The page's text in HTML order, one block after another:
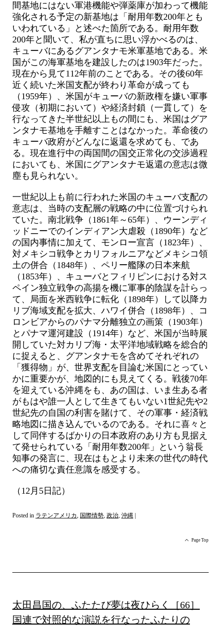
間基地にはない軍港機能や弾薬庫が加わって機能
強化される予定の新基地は「耐用年数200年とも
いわれている」と述べた箇所である。耐用年数
200年と聞いて、私が直ちに思い浮かべるのは、
キューバにあるグアンタナモ米軍基地である。米
国がこの海軍基地を建設したのは1903年だった。
現在から見て112年前のことである。その後60年
近く続いた米国支配が終わり革命が成っても
（1959年）、米国がキューバの新政権を嫌い軍事
侵攻（初期において）や経済封鎖（一貫して）を
行なってきた半世紀以上もの間にも、米国はグア
ンタナモ基地を手離すことはなかった。革命後の
キューバ政府がどんなに返還を求めても、であ
る。現在進行中の両国間の国交正常化の交渉過程
においても、米国にグアンタナモ返還の意志は微
塵も見られない。
一世紀以上も前に行われた米国のキューバ支配の
意志は、当時の支配層の戦略の中に位置づけられ
ていた。南北戦争（1861年～65年）、ウーンディ
ッドニーでのインディアン大虐殺（1890年）など
の国内事情に加えて、モンロー宣言（1823年）、
対メキシコ戦争とカリフォルニアなどメキシコ領
土の併合（1848年）、ペリー艦隊の日本来航
（1853年）、キューバとフィリピンにおける対ス
ペイン独立戦争の高揚を機に軍事的陰謀を計らっ
て、局面を米西戦争に転化（1898年）して以降カ
リブ海域支配を拡大、ハワイ併合（1898年）、コ
ロンビアからのパナマ分離独立の画策（1903年）
とパナマ運河建設（1914年）など、米国が当時展
開していた対カリブ海・太平洋地域戦略を総合的
に捉えると、グアンタナモを含めてそれぞれの
「獲得物」が、世界支配を目論む米国にとってい
かに重要かが、地図的にも見えてくる。戦後70年
を迎えている沖縄をも、あの国は、いま生ある者
がもはや誰一人として生きてもいない1世紀先や2
世紀先の自国の利害を賭けて、その軍事・経済戦
略地図に描き込んでいるのである。それに喜々と
して同伴するばかりの日本政府のあり方も見据え
て発せられている「耐用年数200年」という翁長
知事の発言に、現在はもとより未来の世代の時代
への痛切な責任意識を感受する。
（12月5日記）
Posted in ラテンアメリカ, 国際情勢, 政治, 沖縄
Page Top
太田昌国の、ふたたび夢は夜ひらく［66］
国連で対照的な演説を行なったふたりの